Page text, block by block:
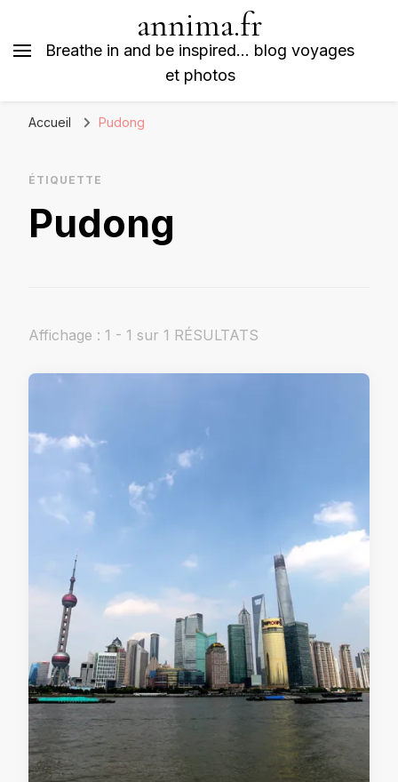
annima.fr
Breathe in and be inspired… blog voyages
et photos
Accueil Pudong
ÉTIQUETTE
Pudong
Affichage : 1 - 1 sur 1 RÉSULTATS